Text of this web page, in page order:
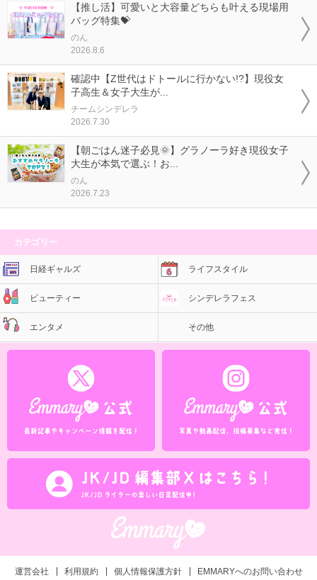
【推し活】可愛いと大容量どちらも叶える現場用
バッグ特集💝
のん
2026.8.6
確認中【Z世代はドトールに行かない!?】現役女
子高生＆女子大生が...
チームシンデレラ
2026.7.30
【朝ごはん迷子必見🌞】グラノーラ好き現役女子
大生が本気で選ぶ！お...
のん
2026.7.23
カテゴリー
日経ギャルズ ライフスタイル
ビューティー シンデレラフェス
エンタメ その他
運営会社 利用規約 個人情報保護方針 EMMARYへのお問い合わせ